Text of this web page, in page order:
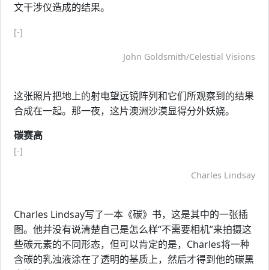
文干涉仪造成的结果。
[-]
John Goldsmith/Celestial Visions
这张照片把地上的射电望远镜阵列和它们所观察到的结果
合成在一起。那一夜，这片澳洲沙漠显得分外妖娆。
碳赛高
[-]
Charles Lindsay
Charles Lindsay写了一本《碳》书，这是其中的一张插
图。他并没有说清楚自己是怎么样“不需要相机”来拍摄这
些碳元素的不同形态，但可以肯定的是，Charles将一种
含碳的乳浊液涂在了透明的基质上，然后才得到他的碳黑